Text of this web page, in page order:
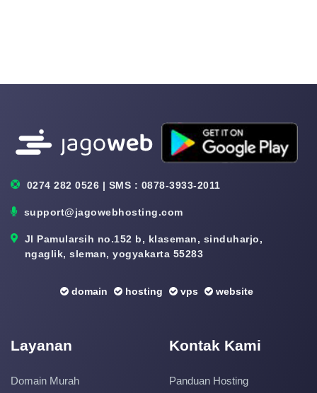
0274 282 0526 | SMS : 0878-3933-2011
support@jagowebhosting.com
Jl Pamularsih no.152 b, klaseman, sinduharjo,
ngaglik, sleman, yogyakarta 55283
domain hosting vps website
Layanan
Domain Murah
Kontak Kami
Panduan Hosting